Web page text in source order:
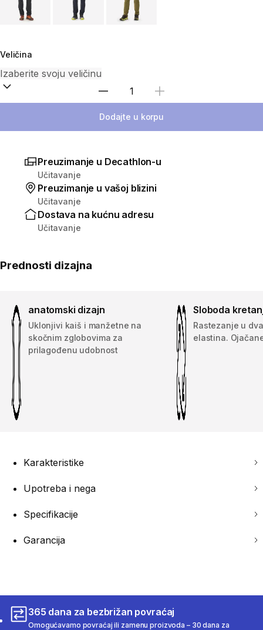
Veličina
Izaberi količinu
Dodajte u korpu
Preuzimanje u Decathlon-u
Učitavanje
Preuzimanje u vašoj blizini
Učitavanje
Dostava na kućnu adresu
Učitavanje
Prednosti dizajna
anatomski dizajn
Uklonjivi kaiš i manžetne na
skočnim zglobovima za
prilagođenu udobnost
Sloboda
Rastezanje u
elastina.
Karakteristike
Upotreba i nega
Specifikacije
Garancija
365 dana za bezbrižan povraćaj
Omogućavamo povraćaj ili zamenu proizvoda – 30 dana za